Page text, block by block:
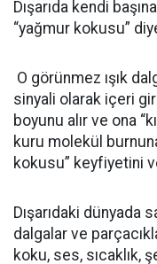
Dışarıda kendi
“yağmur kokusu”
O görünmez ışık
sinyali olarak içeri
boyunu alır ve ona
kuru molekül
kokusu” keyfiyetini
​Dışarıdaki
dalgalar ve
koku, ses, sıcaklık,